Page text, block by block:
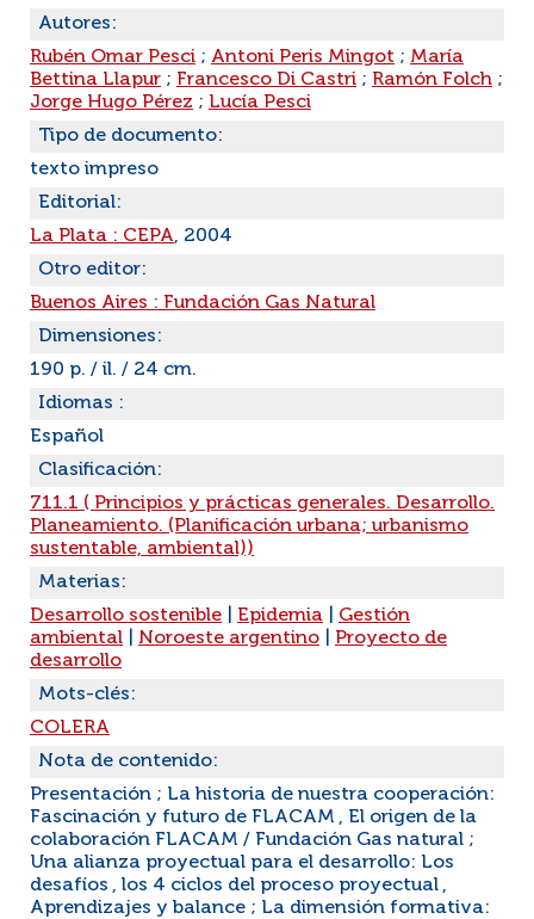
Autores:
Rubén Omar Pesci ; Antoni Peris Mingot ; María
Bettina Llapur ; Francesco Di Castri ; Ramón Folch ;
Jorge Hugo Pérez ; Lucía Pesci
Tipo de documento:
texto impreso
Editorial:
La Plata : CEPA, 2004
Otro editor:
Buenos Aires : Fundación Gas Natural
Dimensiones:
190 p. / il. / 24 cm.
Idiomas :
Español
Clasificación:
711.1 ( Principios y prácticas generales. Desarrollo.
Planeamiento. (Planificación urbana; urbanismo
sustentable, ambiental))
Materias:
Desarrollo sostenible
Epidemia
Gestión
ambiental
Noroeste argentino
Proyecto de
desarrollo
Mots-clés:
COLERA
Nota de contenido:
Presentación ; La historia de nuestra cooperación:
Fascinación y futuro de FLACAM , El origen de la
colaboración FLACAM / Fundación Gas natural ;
Una alianza proyectual para el desarrollo: Los
desafíos , los 4 ciclos del proceso proyectual ,
Aprendizajes y balance ; La dimensión formativa: